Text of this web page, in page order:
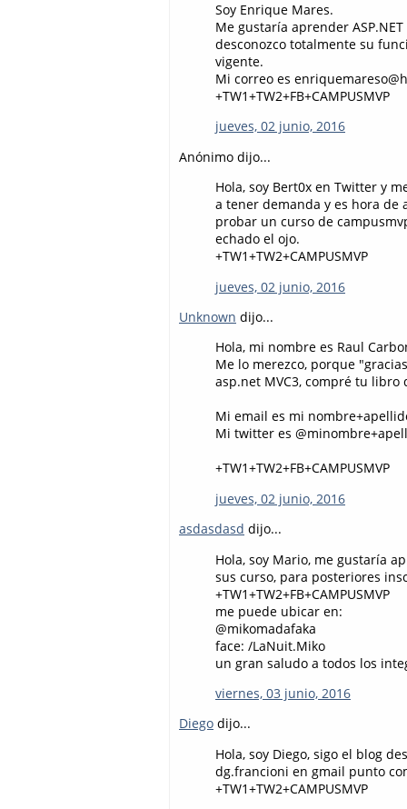
Soy Enrique Mares.
Me gustaría aprender
desconozco totalmente su
vigente.
Mi correo es
+TW1+TW2+FB+CAMPUSMVP
jueves, 02 junio, 2016
Anónimo dijo...
Hola, soy Bert0x en Twitter y
a tener demanda y es hora de
probar un curso de
echado el ojo.
+TW1+TW2+CAMPUSMVP
jueves, 02 junio, 2016
Unknown dijo...
Hola, mi nombre es Raul
Me lo merezco, porque
asp.net MVC3, compré tu libro
Mi email es mi
Mi twitter es
+TW1+TW2+FB+CAMPUSMVP
jueves, 02 junio, 2016
asdasdasd dijo...
Hola, soy Mario, me gustaría
sus curso, para posteriores
+TW1+TW2+FB+CAMPUSMVP
me puede ubicar en:
@mikomadafaka
face: /LaNuit.Miko
un gran saludo a todos los
viernes, 03 junio, 2016
Diego dijo...
Hola, soy Diego, sigo el blog
dg.francioni en gmail punto
+TW1+TW2+CAMPUSMVP